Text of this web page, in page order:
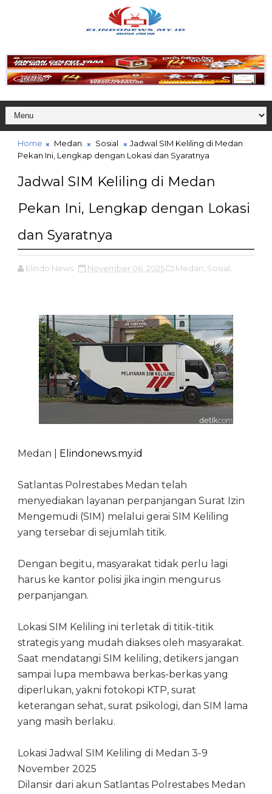
Home Medan Sosial
Jadwal SIM Keliling di Medan
Pekan Ini, Lengkap dengan Lokasi dan Syaratnya
Jadwal SIM Keliling di Medan
Pekan Ini, Lengkap dengan Lokasi
dan Syaratnya
Elindo News November 06, 2025 Medan, Sosial,
Medan | Elindonews.my.id
Satlantas Polrestabes Medan telah
menyediakan layanan perpanjangan Surat Izin
Mengemudi (SIM) melalui gerai SIM Keliling
yang tersebar di sejumlah titik.
Dengan begitu, masyarakat tidak perlu lagi
harus ke kantor polisi jika ingin mengurus
perpanjangan.
Lokasi SIM Keliling ini terletak di titik-titik
strategis yang mudah diakses oleh masyarakat.
Saat mendatangi SIM keliling, detikers jangan
sampai lupa membawa berkas-berkas yang
diperlukan, yakni fotokopi KTP, surat
keterangan sehat, surat psikologi, dan SIM lama
yang masih berlaku.
Lokasi Jadwal SIM Keliling di Medan 3-9
November 2025
Dilansir dari akun Satlantas Polrestabes Medan